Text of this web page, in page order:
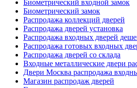
Биометрический входной замок
Биометрический замок
Распродажа коллекций дверей
Распродажа дверей установка
Распродажа входных дверей
Распродажа готовых входных
Распродажа дверей со склада
Входные металлические двери
Двери Москва распродажа
Магазин распродаж дверей